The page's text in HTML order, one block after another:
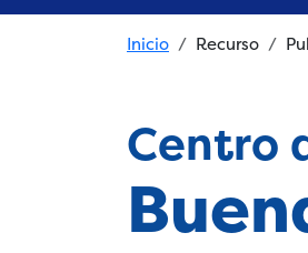
Inicio Recurso
Centro